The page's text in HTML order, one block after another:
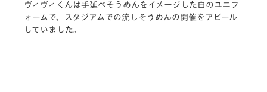
ヴィヴィくんは手延べそうめんをイメージした白のユニフ
ォームで、スタジアムでの流しそうめんの開催をアピール
していました。